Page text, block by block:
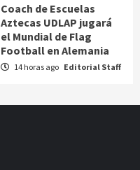
Coach de Escuelas
Aztecas UDLAP jugará
el Mundial de Flag
Football en Alemania
14 horas ago Editorial Staff